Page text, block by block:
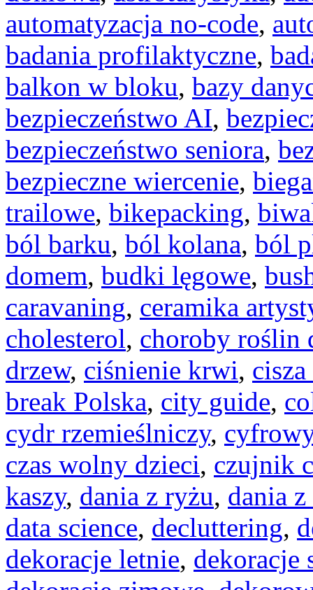
automatyzacja no-code,
badania profilaktyczne,
balkon w bloku, bazy
bezpieczeństwo AI,
bezpieczeństwo seniora,
bezpieczne wiercenie,
trailowe, bikepacking,
ból barku, ból kolana, ból
domem, budki lęgowe,
caravaning, ceramika
cholesterol, choroby roślin
drzew, ciśnienie krwi,
break Polska, city guide,
cydr rzemieślniczy,
czas wolny dzieci, czujnik
kaszy, dania z ryżu, dania
data science, decluttering,
dekoracje letnie, dekoracje